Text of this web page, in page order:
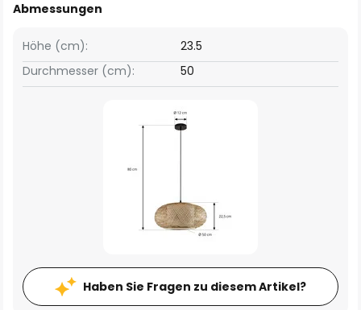
Abmessungen
Höhe (cm):
23.5
Durchmesser (cm):
50
Haben Sie Fragen zu diesem Artikel?